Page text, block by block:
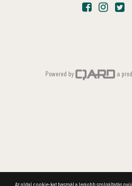
Powered by a
Az oldal cookie-kat használ a legjobb szolgáltatás